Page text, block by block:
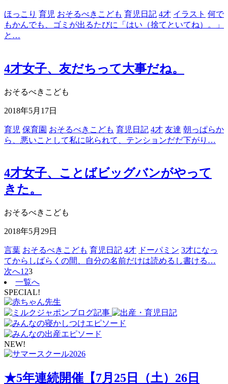
ほっこり 育児 おそるべきこども 育児日記 4才 イラスト 何で
もかんでも、ゴミが出るたびに「はい（捨てといてね）。」
と…
4才女子、友だちって大事だね。
おそるべきこども
2018年5月17日
育児 保育園 おそるべきこども 育児日記 4才 友達 朝っぱらか
ら、悪いことして私に叱られて、テンションだだ下がり…
4才女子、ことばビッグバンがやって
きた。
おそるべきこども
2018年5月29日
言葉 おそるべきこども 育児日記 4才 ドーパミン 3才になっ
てからしばらくの間、自分の名前だけは読めるし書ける…
次へ1 23
一覧へ
SPECIAL!
NEW!
★5年連続開催【7月25日（土）26日